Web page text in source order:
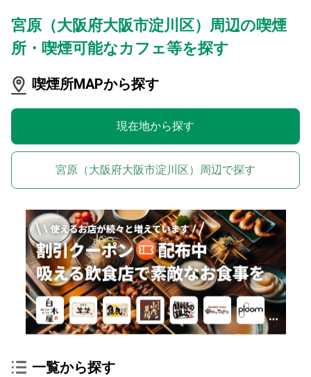
宮原（大阪府大阪市淀川区）周辺の喫煙
所・喫煙可能なカフェ等を探す
喫煙所MAPから探す
現在地から探す
宮原（大阪府大阪市淀川区）周辺で探す
一覧から探す